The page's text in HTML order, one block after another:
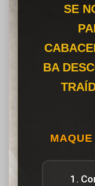
SE
BA
1.